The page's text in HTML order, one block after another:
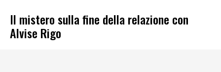
Il mistero sulla fine della relazione con
Alvise Rigo